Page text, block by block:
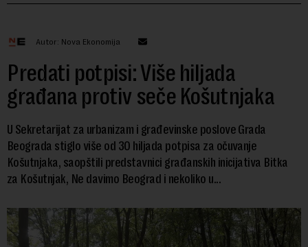
Autor: Nova Ekonomija
Predati potpisi: Više hiljada
građana protiv seče Košutnjaka
U Sekretarijat za urbanizam i građevinske poslove Grada
Beograda stiglo više od 30 hiljada potpisa za očuvanje
Košutnjaka, saopštili predstavnici građanskih inicijativa Bitka
za Košutnjak, Ne davimo Beograd i nekoliko u...